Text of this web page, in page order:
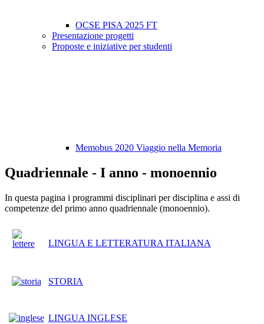
OCSE PISA 2025 FT
Presentazione progetti
Proposte e iniziative per studenti
Memobus 2020 Viaggio nella Memoria
Quadriennale - I anno - monoennio
In questa pagina i programmi disciplinari per disciplina e assi di
competenze del primo anno quadriennale (monoennio).
LINGUA E LETTERATURA ITALIANA
STORIA
LINGUA INGLESE